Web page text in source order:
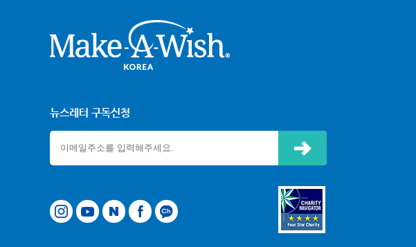
뉴스레터 구독신청
네이버페이스북카카오톡 채널